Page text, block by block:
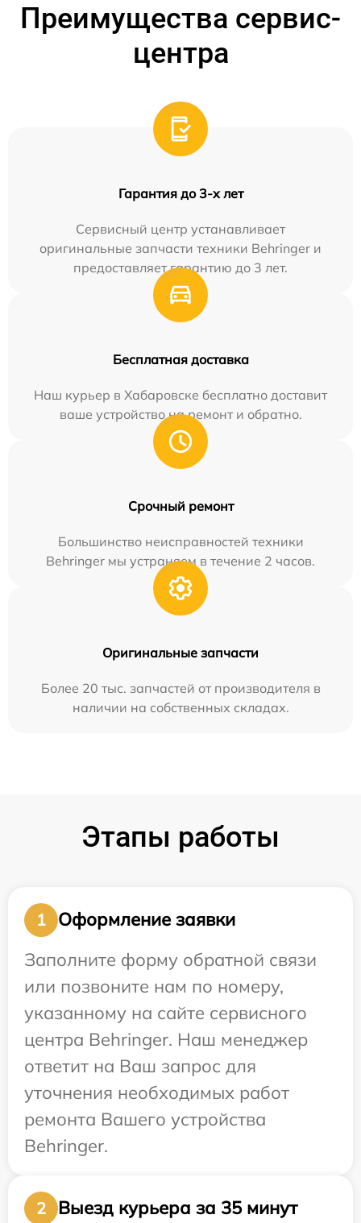
Преимущества сервис-
центра
Гарантия до 3-х лет
Сервисный центр устанавливает
оригинальные запчасти техники Behringer и
предоставляет гарантию до 3 лет.
Бесплатная доставка
Наш курьер в Хабаровске бесплатно доставит
ваше устройство на ремонт и обратно.
Срочный ремонт
Большинство неисправностей техники
Behringer мы устраняем в течение 2 часов.
Оригинальные запчасти
Более 20 тыс. запчастей от производителя в
наличии на собственных складах.
Этапы работы
1
Оформление заявки
Заполните форму обратной связи
или позвоните нам по номеру,
указанному на сайте сервисного
центра Behringer. Наш менеджер
ответит на Ваш запрос для
уточнения необходимых работ
ремонта Вашего устройства
Behringer.
2 Выезд курьера за 35 минут